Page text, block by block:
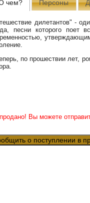
чем? Персоны
дилетантов" -
песни которого поет
по прошествии лет,
Вы можете
о поступлении в